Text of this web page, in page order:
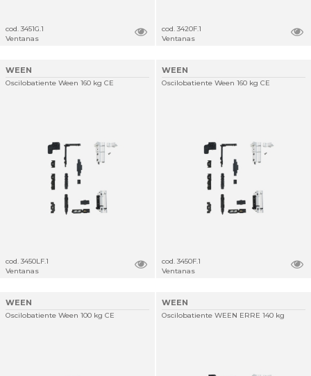
cod. 3451G.1
Ventanas
cod. 3420F.1
Ventanas
WEEN
Oscilobatiente Ween 160 kg CE
cod. 3450LF.1
Ventanas
WEEN
Oscilobatiente Ween 160 kg CE
cod. 3450F.1
Ventanas
WEEN
Oscilobatiente Ween 100 kg CE
WEEN
Oscilobatiente WEEN ERRE 140 kg